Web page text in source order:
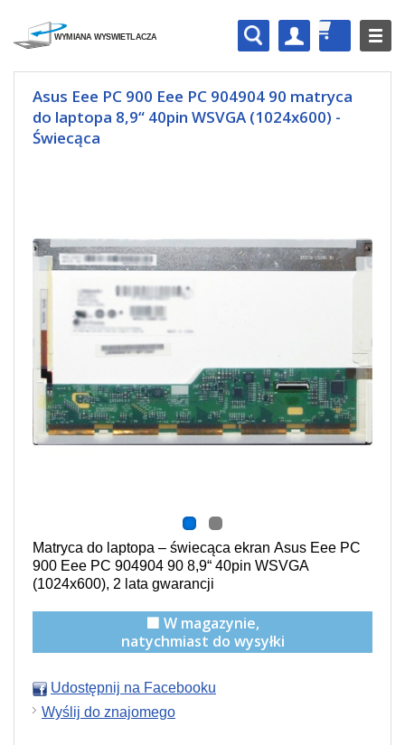
Asus Eee PC 900 Eee PC 904904 90 matryca
do laptopa 8,9“ 40pin WSVGA (1024x600) -
Świecąca
Matryca do laptopa – świecąca ekran Asus Eee PC
900 Eee PC 904904 90 8,9“ 40pin WSVGA
(1024x600), 2 lata gwarancji
🟩 W magazynie,
natychmiast do wysyłki
Udostępnij na Facebooku
Wyślij do znajomego